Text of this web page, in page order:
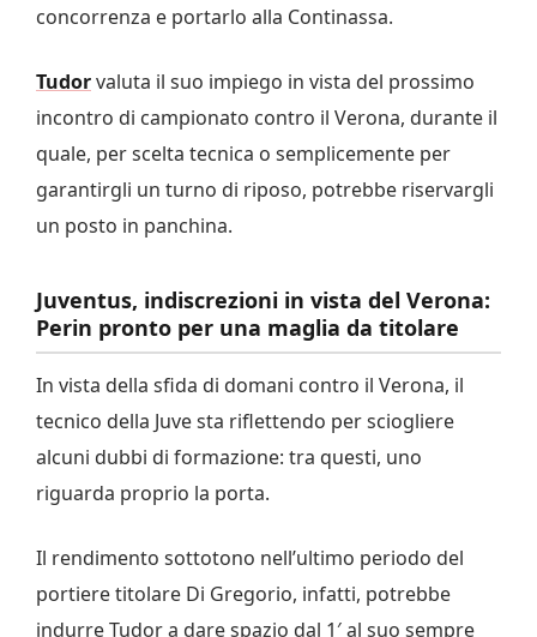
concorrenza e portarlo alla Continassa.
Tudorvaluta il suo impiego in vista del prossimo
incontro di campionato contro il Verona, durante il
quale, per scelta tecnica o semplicemente per
garantirgli un turno di riposo, potrebbe riservargli
un posto in panchina.
Juventus, indiscrezioni in vista del Verona:
Perin pronto per una maglia da titolare
In vista della sfida di domani contro il Verona, il
tecnico della Juve sta riflettendo per sciogliere
alcuni dubbi di formazione: tra questi, uno
riguarda proprio la porta.
Il rendimento sottotono nell’ultimo periodo del
portiere titolare Di Gregorio, infatti, potrebbe
indurre Tudor a dare spazio dal 1′ al suo sempre